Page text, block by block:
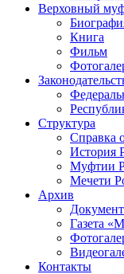
Верховный
Книга
Фильм
Структура
Справка
История
Муфтии
Мечети
Архив
Газета
Контакты